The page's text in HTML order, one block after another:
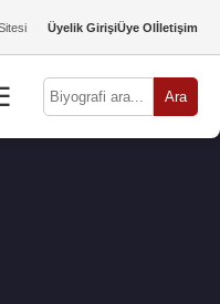
Üyelik GirişiÜye Olİletişim
Ara